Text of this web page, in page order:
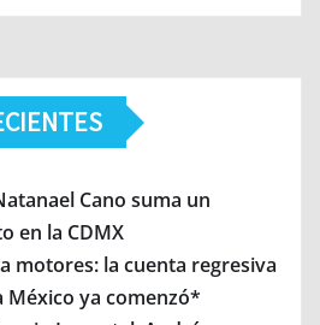
Cano suma un
en la CDMX
motores: la cuenta regresiva
México ya comenzó*